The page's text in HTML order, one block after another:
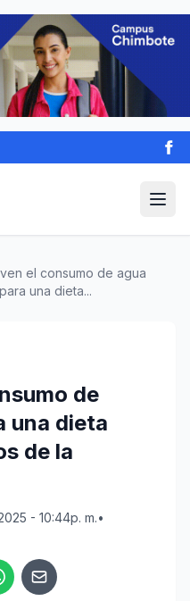
el consumo de agua
una dieta...
de
una dieta
de la
- 10:44p. m.•